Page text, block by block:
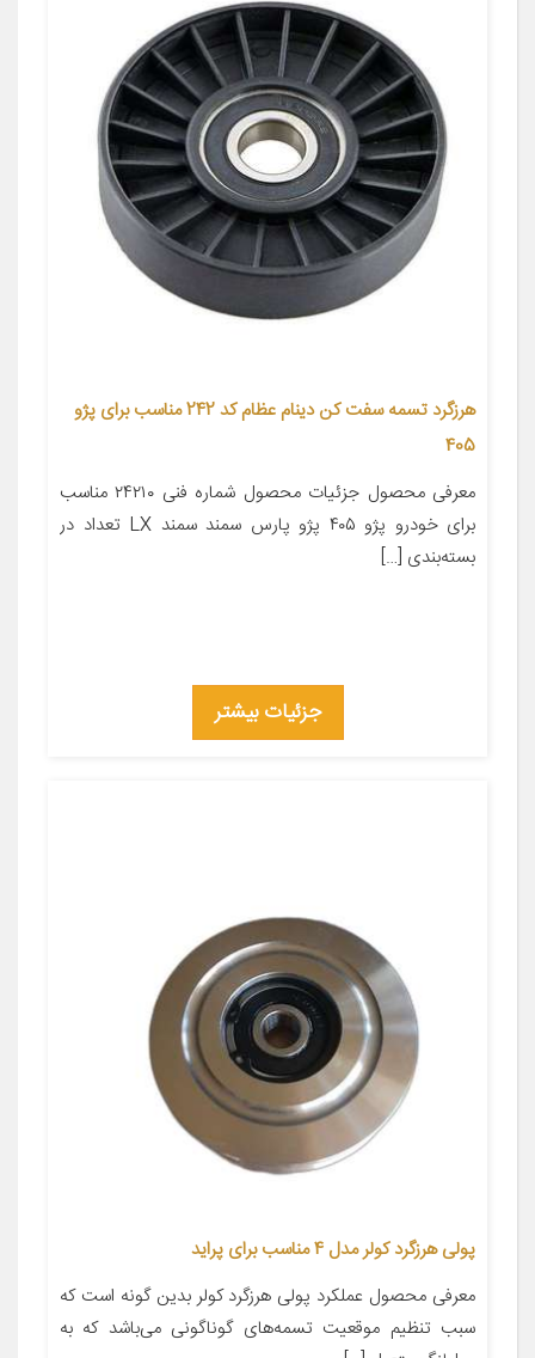
هرزگرد تسمه سفت کن دینام عظام کد 242 مناسب برای پژو
405
معرفی محصول جزئیات محصول شماره فنی ۲۴۲۱۰ مناسب
برای خودرو پژو ۴۰۵ پژو پارس سمند سمند LX تعداد در
بسته‌بندی […]
جزئیات بیشتر
پولی هرزگرد کولر مدل 4 مناسب برای پراید
معرفی محصول عملکرد پولی هرزگرد کولر بدین گونه است که
سبب تنظیم موقعیت تسمه‌های گوناگونی می‌باشد که به